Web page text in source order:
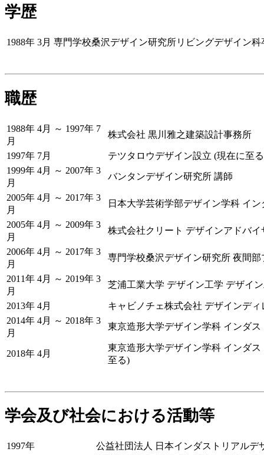
学歴
1988年 3月 専門学校桑沢デザイン研究所リビングデザイン科
職歴
1988年 4月 ～ 1997年 7
月
株式会社 黒川雅之建築設計事務所
1997年 7月
テツタロウデザイン設立 (現在に至
1999年 4月 ～ 2007年 3
月
バンタンデザイン研究所 講師
2005年 4月 ～ 2017年 3
月
日本大学芸術学部デザイン学科 イ
2005年 4月 ～ 2009年 3
月
株式会社クリート デザインアドバイ
2006年 4月 ～ 2017年 3
月
専門学校桑沢デザイン研究所 夜間
2011年 4月 ～ 2019年 3
月
芝浦工業大学 デザイン工学 デザイ
2013年 4月
キャビノチェ株式会社 デザインデ
2014年 4月 ～ 2018年 3
月
東京造形大学デザイン学科 インダ
2018年 4月
東京造形大学デザイン学科 インダ
至る)
学会及び社会における活動等
1997年 公益社団法人 日本インダストリアルデ